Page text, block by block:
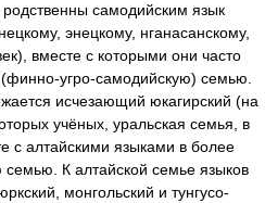
самодийским язык
энецкому, нганасанскому,
вместе с которыми они часто
угро-самодийскую) семью.
исчезающий юкагирский (на
учёных, уральская семья, в
с алтайскими языками в более
К алтайской семье языков
монгольский и тунгусо-